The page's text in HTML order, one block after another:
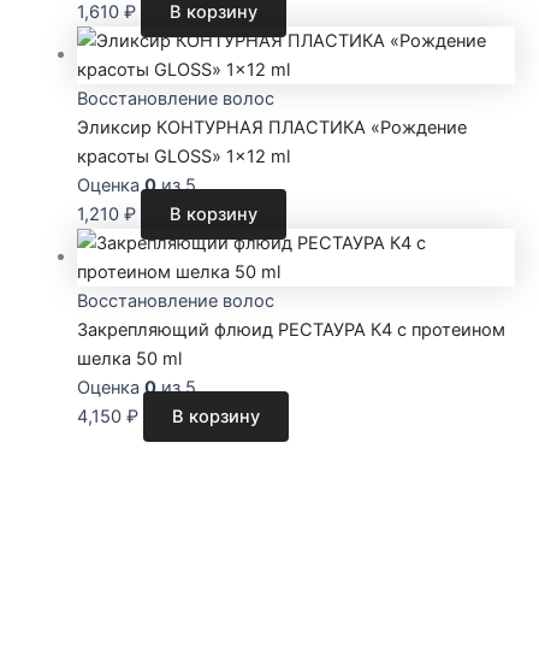
1,610 ₽ В корзину
Восстановление волос
Эликсир КОНТУРНАЯ ПЛАСТИКА «Рождение
красоты GLOSS» 1×12 ml
Оценка0из 5
1,210 ₽ В корзину
Восстановление волос
Закрепляющий флюид РЕСТАУРА К4 с протеином
шелка 50 ml
Оценка0из 5
4,150 ₽ В корзину